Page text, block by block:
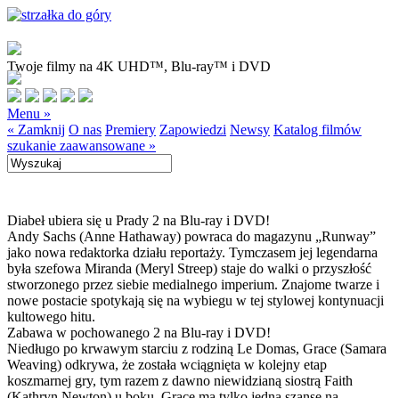
Twoje filmy na 4K UHD™, Blu-ray™ i DVD
Menu »
« Zamknij O nas Premiery Zapowiedzi Newsy Katalog filmów
szukanie zaawansowane »
Diabeł ubiera się u Prady 2 na Blu-ray i DVD!
Andy Sachs (Anne Hathaway) powraca do magazynu „Runway”
jako nowa redaktorka działu reportaży. Tymczasem jej legendarna
była szefowa Miranda (Meryl Streep) staje do walki o przyszłość
stworzonego przez siebie medialnego imperium. Znajome twarze i
nowe postacie spotykają się na wybiegu w tej stylowej kontynuacji
kultowego hitu.
Zabawa w pochowanego 2 na Blu-ray i DVD!
Niedługo po krwawym starciu z rodziną Le Domas, Grace (Samara
Weaving) odkrywa, że została wciągnięta w kolejny etap
koszmarnej gry, tym razem z dawno niewidzianą siostrą Faith